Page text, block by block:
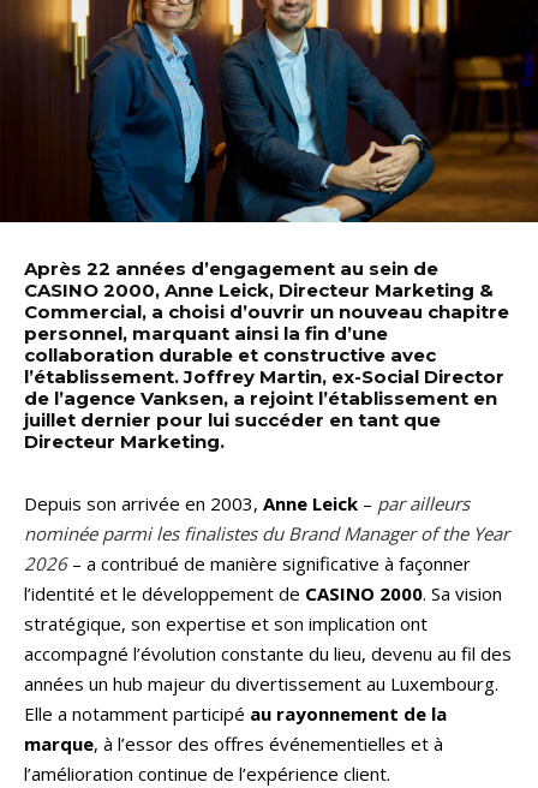
Après 22 années d’engagement au sein de
CASINO 2000, Anne Leick, Directeur Marketing &
Commercial, a choisi d’ouvrir un nouveau chapitre
personnel, marquant ainsi la fin d’une
collaboration durable et constructive avec
l’établissement. Joffrey Martin, ex-Social Director
de l’agence Vanksen, a rejoint l’établissement en
juillet dernier pour lui succéder en tant que
Directeur Marketing.
Depuis son arrivée en 2003, Anne Leick – par ailleurs
nominée parmi les finalistes du Brand Manager of the Year
2026– a contribué de manière significative à façonner
l’identité et le développement de CASINO 2000. Sa vision
stratégique, son expertise et son implication ont
accompagné l’évolution constante du lieu, devenu au fil des
années un hub majeur du divertissement au Luxembourg.
Elle a notamment participé au rayonnement de la
marque, à l’essor des offres événementielles et à
l’amélioration continue de l’expérience client.